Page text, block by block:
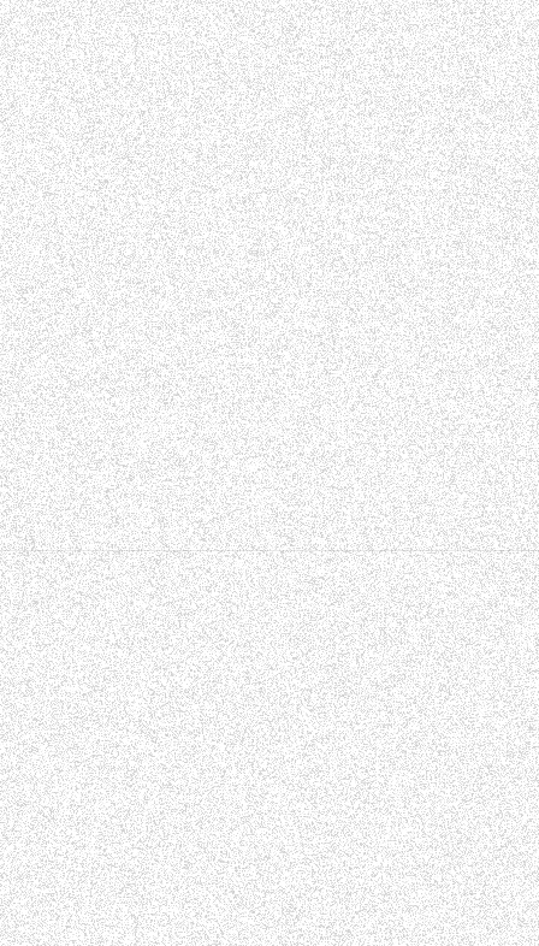
Wir kontrollieren sorgfältig externe Seiten, übernehmen aber
Betreiber verantwortlich.
Datenschutzerklärung
Wer wir sind:
Wir sind ein Verein der "Freunde und Förderer des
geschichtlichen Entwicklung des Feuerwehrmuseums
zum Museum und zu unseren Partnern und Sponsoren.
Die Adresse unserer Website ist:https://www.fw-museum-ehst-
Die Nutzung ist grundsätzlich ohne Eingabe persönlicher
Kommunikation die Eingabe einiger Daten und die Erfassung
geringen Maße von Webseitenadministratoren erhoben. Für
zu machen und um die Webseitennutzung zu analysieren.
Welche Personenbezogene Daten sammeln wir und warum.
Kontaktformular
In unserem Kontaktformular erfassen wir die zur
angegebenen Daten (Vorname;Name;Telefonnummer;Email)
sowie das Datum und die Uhrzeit der Anfragen. Diese Daten
gespeichert. Eine Löschung erfolgt manuell auf Betreiben der
Löschung der eigenen Anfrage zu verlangen.
Cookies
Zum Schutz ihrer personenbezogenen Daten verwenden keine
Analysedienste
Diese Website benutzt Google Analytics, einen
Des weiteren verwenden wir WebAnalytics. Tracking und
Mit wem wir Ihre Daten teilen
Grundsätzlich werden Daten nur zum Zweck der